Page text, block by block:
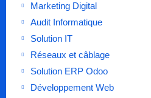
Marketing Digital
Audit Informatique
Solution IT
Réseaux et câblage
Solution ERP Odoo
Développement Web